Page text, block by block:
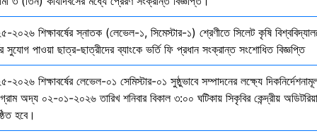
২০২৬ শিক্ষাবর্ষের স্নাতক (লেভেল-১, সিমেস্টার-১) শ্রেণীতে সিলেট কৃষি
সুযোগ পাওয়া ছাত্র-ছাত্রীদের ব্যাংকে ভর্তি ফি প্রধান সংক্রান্ত সংশোধিত বিজ্ঞপ্তি
২০২৬ শিক্ষাবর্ষের লেভেল-০১ সেমিস্টার-০১ সুষ্ঠুভাবে সম্পাদনের লক্ষ্যে
অদ্য ০২-০১-২০২৬ তারিখ শনিবার বিকাল ৩:০০ ঘটিকায় সিকৃবির কেন্দ্রীয়
হবে।